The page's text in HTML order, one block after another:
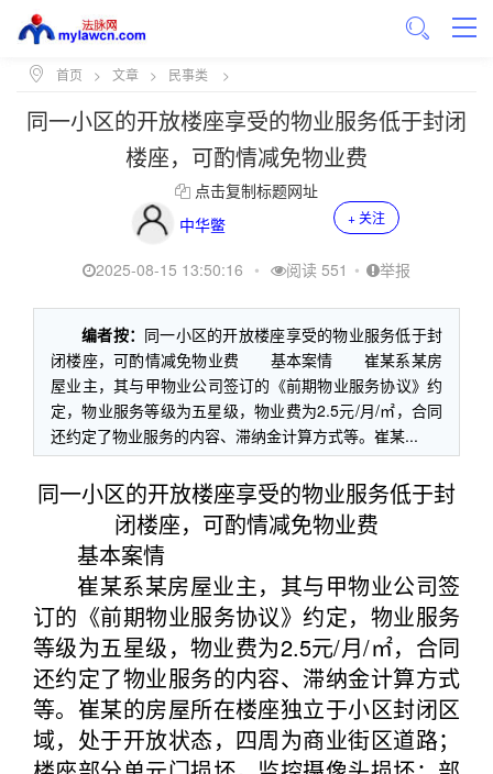
首页 > 文章 > 民事类 >
同一小区的开放楼座享受的物业服务低于封闭
楼座，可酌情减免物业费
点击复制标题网址
中华鳖
+ 关注
2025-08-15 13:50:16 • 阅读 551 • 举报
编者按： 同一小区的开放楼座享受的物业服务低于封
闭楼座，可酌情减免物业费 基本案情 崔某系某房
屋业主，其与甲物业公司签订的《前期物业服务协议》约
定，物业服务等级为五星级，物业费为2.5元/月/㎡，合同
还约定了物业服务的内容、滞纳金计算方式等。崔某...
同一小区的开放楼座享受的物业服务低于封
闭楼座，可酌情减免物业费
基本案情
崔某系某房屋业主，其与甲物业公司签
订的《前期物业服务协议》约定，物业服务
等级为五星级，物业费为2.5元/月/㎡，合同
还约定了物业服务的内容、滞纳金计算方式
等。崔某的房屋所在楼座独立于小区封闭区
域，处于开放状态，四周为商业街区道路；